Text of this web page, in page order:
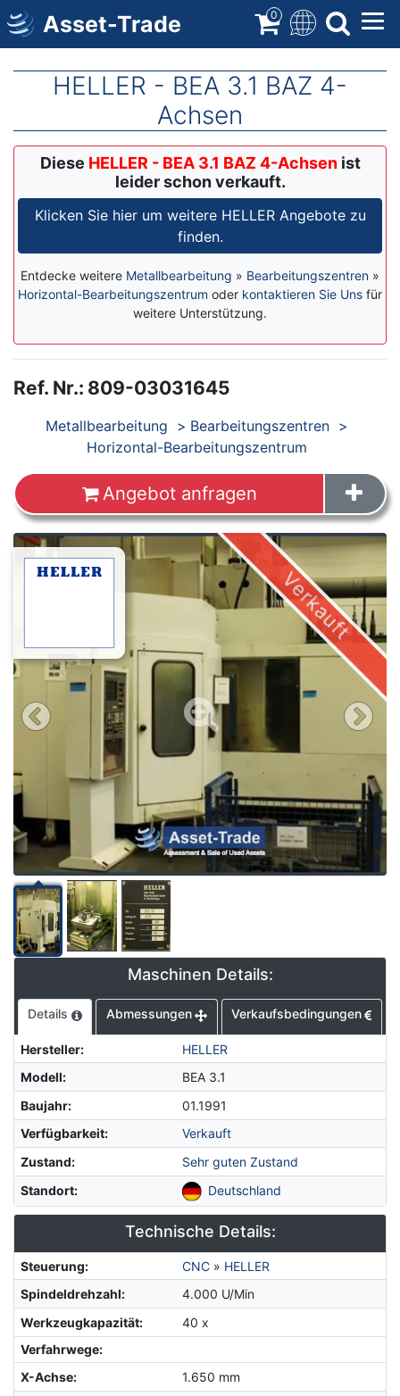
Direkt
zum
Inhalt
Asset-Trade 0
HELLER - BEA 3.1 BAZ 4-
Achsen
Diese HELLER - BEA 3.1 BAZ 4-Achsenist
leider schon verkauft.
Klicken Sie hier um weitere HELLER Angebote zu
finden.
Entdecke weitere Metallbearbeitung » Bearbeitungszentren »
Horizontal-Bearbeitungszentrum oder kontaktieren Sie Uns für
weitere Unterstützung.
Ref. Nr.: 809-03031645
ProdukteMetallbearbeitung
Bearbeitungszentren
Horizontal-Bearbeitungszentrum
Angebot anfragen
Verkauft
Maschinen Details:
Details Abmessungen Verkaufsbedingungen
Hersteller:
HELLER
Modell:
BEA 3.1
Baujahr:
01.1991
Verfügbarkeit:
Verkauft
Zustand:
Sehr guten Zustand
Standort: Deutschland
Technische Details:
Steuerung: CNC» HELLER
Spindeldrehzahl:
4.000 U/Min
Werkzeugkapazität:
40 x
Verfahrwege:
X-Achse:
1.650 mm